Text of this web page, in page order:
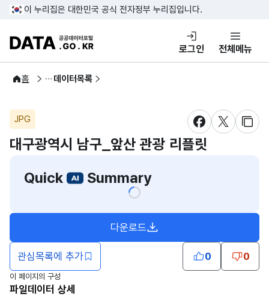
콘텐츠 바로가기
푸터 바로가기
이 누리집은 대한민국 공식 전자정부 누리집입니다.
DATA.GO.KR 공공데이터포털
로그인 전체메뉴
홈
공공데이터 데이터목록
JPG
새창 열림새창 열림
새창
대구광역시 남구_앞산 관광 리플릿
Quick
Summary
관심목록에 추가
다운로드
0 0
이 페이지의 구성
파일데이터 상세